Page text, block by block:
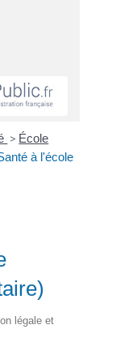
> École
à l'école
légale et